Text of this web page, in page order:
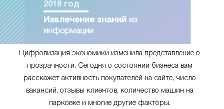
2018 год
Извлечение знаний из
информации
Цифровизация экономики изменила представление о
прозрачности. Сегодня о состоянии бизнеса вам
расскажет активность покупателей на сайте, число
вакансий, отзывы клиентов, количество машин на
парковке и многие другие факторы.